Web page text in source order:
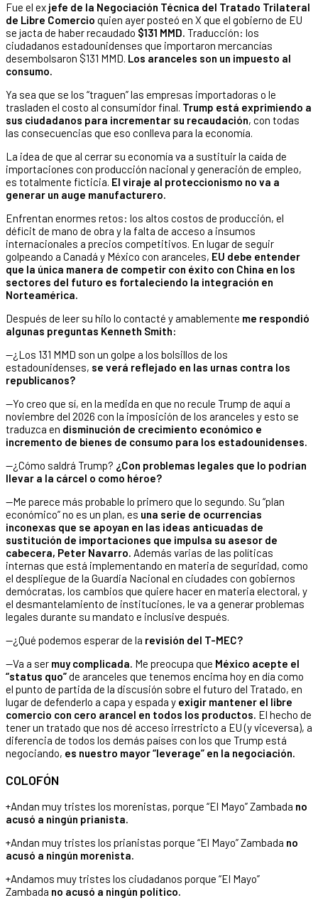
Fue el ex jefe de la Negociación Técnica del Tratado Trilateral
de Libre Comercio quien ayer posteó en X que el gobierno de EU
se jacta de haber recaudado $131 MMD. Traducción: los
ciudadanos estadounidenses que importaron mercancías
desembolsaron $131 MMD. Los aranceles son un impuesto al
consumo.
Ya sea que se los “traguen” las empresas importadoras o le
trasladen el costo al consumidor final. Trump está exprimiendo a
sus ciudadanos para incrementar su recaudación, con todas
las consecuencias que eso conlleva para la economía.
La idea de que al cerrar su economía va a sustituir la caída de
importaciones con producción nacional y generación de empleo,
es totalmente ficticia. El viraje al proteccionismo no va a
generar un auge manufacturero.
Enfrentan enormes retos: los altos costos de producción, el
déficit de mano de obra y la falta de acceso a insumos
internacionales a precios competitivos. En lugar de seguir
golpeando a Canadá y México con aranceles, EU debe entender
que la única manera de competir con éxito con China en los
sectores del futuro es fortaleciendo la integración en
Norteamérica.
Después de leer su hilo lo contacté y amablemente me respondió
algunas preguntas Kenneth Smith:
—¿Los 131 MMD son un golpe a los bolsillos de los
estadounidenses, se verá reflejado en las urnas contra los
republicanos?
—Yo creo que sí, en la medida en que no recule Trump de aquí a
noviembre del 2026 con la imposición de los aranceles y esto se
traduzca en disminución de crecimiento económico e
incremento de bienes de consumo para los estadounidenses.
—¿Cómo saldrá Trump? ¿Con problemas legales que lo podrían
llevar a la cárcel o como héroe?
—Me parece más probable lo primero que lo segundo. Su “plan
económico” no es un plan, es una serie de ocurrencias
inconexas que se apoyan en las ideas anticuadas de
sustitución de importaciones que impulsa su asesor de
cabecera, Peter Navarro. Además varias de las políticas
internas que está implementando en materia de seguridad, como
el despliegue de la Guardia Nacional en ciudades con gobiernos
demócratas, los cambios que quiere hacer en materia electoral, y
el desmantelamiento de instituciones, le va a generar problemas
legales durante su mandato e inclusive después.
—¿Qué podemos esperar de la revisión del T-MEC?
—Va a ser muy complicada. Me preocupa que México acepte el
“status quo”de aranceles que tenemos encima hoy en día como
el punto de partida de la discusión sobre el futuro del Tratado, en
lugar de defenderlo a capa y espada y exigir mantener el libre
comercio con cero arancel en todos los productos. El hecho de
tener un tratado que nos dé acceso irrestricto a EU (y viceversa), a
diferencia de todos los demás países con los que Trump está
negociando, es nuestro mayor “leverage” en la negociación.
COLOFÓN
+Andan muy tristes los morenistas, porque “El Mayo” Zambada no
acusó a ningún prianista.
+Andan muy tristes los prianistas porque “El Mayo” Zambada no
acusó a ningún morenista.
+Andamos muy tristes los ciudadanos porque “El Mayo”
Zambada no acusó a ningún político.